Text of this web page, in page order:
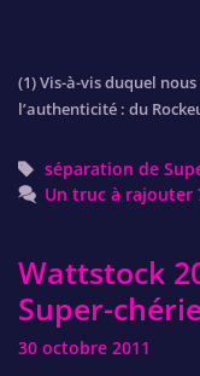
(1) Vis-à-vis duquel
l’authenticité : du
Tags
séparation de
Un truc à rajouter
Wattstock
Super-
30 octobre 2011